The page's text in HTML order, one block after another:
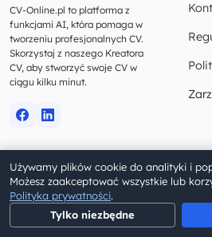
CV-Online.pl to platforma z
funkcjami AI, która pomaga w
tworzeniu profesjonalnych CV.
Skorzystaj z naszego Kreatora
CV, aby stworzyć swoje CV w
ciągu kilku minut.
© 2023-2026 CV-Online.pl.
Używamy plików cookie do analityki i
Możesz zaakceptować wszystkie lub
Polityka prywatności.
Tylko niezbędne